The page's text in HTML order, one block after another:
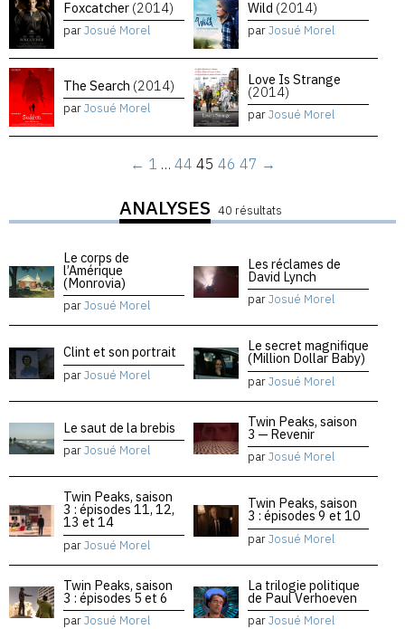
Foxcatcher (2014)
parJosué Morel
Wild (2014)
parJosué Morel
The Search (2014)
parJosué Morel
Love Is Strange
(2014)
parJosué Morel
← 1 … 44 45 46 47 →
ANALYSES 40 résultats
Le corps de
l’Amérique
(Monrovia)
parJosué Morel
Les réclames de
David Lynch
parJosué Morel
Clint et son portrait
parJosué Morel
Le secret magnifique
(Million Dollar Baby)
parJosué Morel
Le saut de la brebis
parJosué Morel
Twin Peaks, saison
3 — Revenir
parJosué Morel
Twin Peaks, saison
3 : épisodes 11, 12,
13 et 14
parJosué Morel
Twin Peaks, saison
3 : épisodes 9 et 10
parJosué Morel
Twin Peaks, saison
3 : épisodes 5 et 6
parJosué Morel
La trilogie politique
de Paul Verhoeven
parJosué Morel